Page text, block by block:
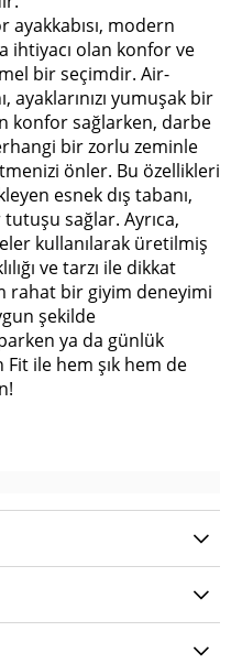
ayakkabısı, modern
ihtiyacı olan konfor ve
bir seçimdir. Air-
ayaklarınızı yumuşak bir
konfor sağlarken, darbe
bir zorlu zeminle
önler. Bu özellikleri
esnek dış tabanı,
sağlar. Ayrıca,
kullanılarak üretilmiş
ve tarzı ile dikkat
rahat bir giyim deneyimi
şekilde
ya da günlük
ile hem şık hem de